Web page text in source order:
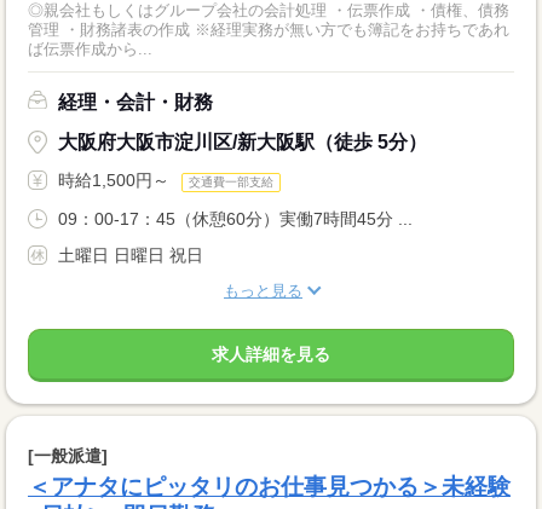
◎親会社もしくはグループ会社の会計処理 ・伝票作成 ・債権、債務
管理 ・財務諸表の作成 ※経理実務が無い方でも簿記をお持ちであれ
ば伝票作成から...
経理・会計・財務
大阪府大阪市淀川区/新大阪駅（徒歩 5分）
時給1,500円～ 交通費一部支給
09：00-17：45（休憩60分）実働7時間45分 ...
土曜日 日曜日 祝日
もっと見る
求人詳細を見る
[一般派遣]
＜アナタにピッタリのお仕事見つかる＞未経験